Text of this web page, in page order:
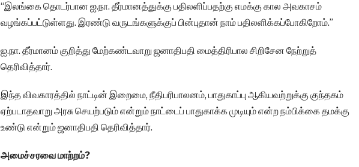
“இலங்கை தொடர்பான ஐ.நா. தீர்மானத்துக்கு பதிலளிப்பதற்கு எமக்கு கால அவகாசம்
வழங்கப்பட்டுள்ளது. இரண்டு வருடங்களுக்குப் பின்புதான் நாம் பதிலளிக்கப்போகிறோம்.”
ஐ.நா. தீர்மானம் குறித்து மேற்கண்டவாறு ஜனாதிபதி மைத்திரிபால சிறிசேன நேற்றுத்
தெரிவித்தார்.
இந்த விவகாரத்தில் நாட்டின் இறைமை, நீதிபரிபாலனம், பாதுகாப்பு ஆகியவற்றுக்கு குந்தகம்
ஏற்படாதவாறு அரசு செயற்படும் என்றும் நாட்டைப் பாதுகாக்க முடியும் என்ற நம்பிக்கை தமக்கு
உண்டு என்றும் ஜனாதிபதி தெரிவித்தார்.
அமைச்சரவை மாற்றம்?